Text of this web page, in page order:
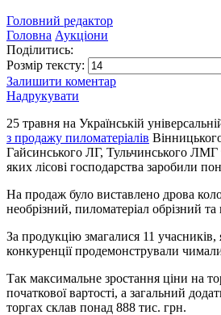
Головний редактор
Головна Аукціони
Поділитись:
Розмір тексту:
Залишити коментар
Надрукувати
25 травня на Українській
з продажу пиломатеріалів
Гайсинського ЛГ, Тульчинського
яких лісові господарства заробили
На продаж було виставлено дрова
необрізний, пиломатеріал обрізний
За продукцію змагалися 11 учасників,
конкуренції продемонстрували
Так максимальне зростання ціни на
початкової вартості, а загальний
торгах склав понад 888 тис. грн.